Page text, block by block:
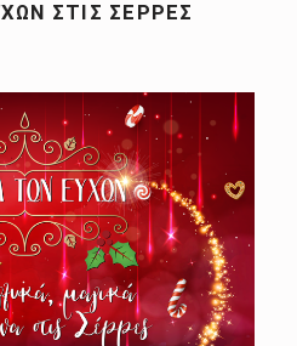
ΣΤΙΣ ΣΈΡΡΕΣ